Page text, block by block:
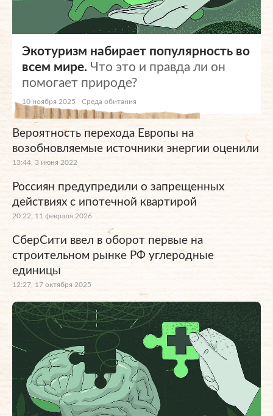
Экотуризм набирает популярность во
всем мире. Что это и правда ли он
помогает природе?
10 ноября 2025 Среда обитания
Вероятность перехода Европы на
возобновляемые источники энергии оценили
13:44, 3 июня 2022
Россиян предупредили о запрещенных
действиях с ипотечной квартирой
20:22, 11 февраля 2026
СберСити ввел в оборот первые на
строительном рынке РФ углеродные
единицы
12:27, 17 октября 2025